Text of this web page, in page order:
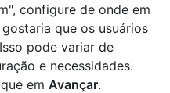
configure de onde em
que os usuários
pode variar de
e necessidades.
em Avançar.